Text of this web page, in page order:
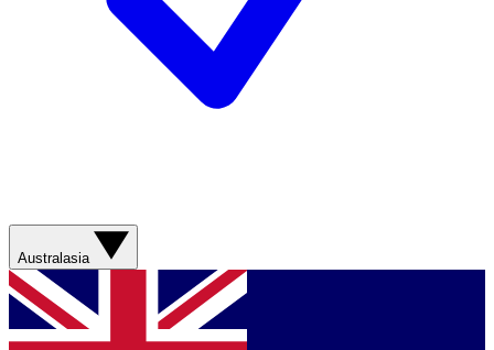
Australasia